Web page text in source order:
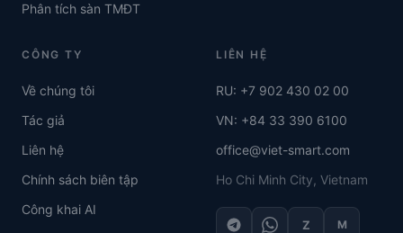
Phân tích sàn TMĐT
CÔNG TY
Về chúng tôi
Tác giả
Liên hệ
Chính sách biên tập
Công khai AI
LIÊN HỆ
RU: +7 902 430 02 00
VN: +84 33 390 6100
office@viet-smart.com
Ho Chi Minh City, Vietnam
Z M